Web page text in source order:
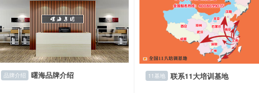
品牌介绍 曙海品牌介绍 11基地 联系11大培训基地